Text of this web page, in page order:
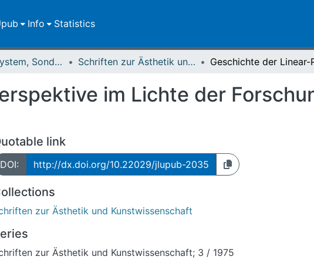
Info Statistics
Bibliothekssystem, Sondersammlungen Schriften zur Ästhetik und Kunstwissenschaft
im Lichte der
link
DOI: http://dx.doi.org/10.22029/jlupub-2035
zur Ästhetik und Kunstwissenschaft
zur Ästhetik und Kunstwissenschaft; 3 / 1975